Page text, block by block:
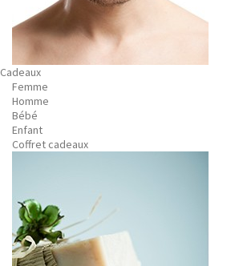
Cadeaux
Femme
Homme
Bébé
Enfant
Coffret cadeaux